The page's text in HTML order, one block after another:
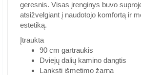
geresnis. Visas įrenginys buvo
atsižvelgiant į naudotojo komfortą ir
estetiką.
Įtraukta
90 cm gartraukis
Dviejų dalių kamino dangtis
Lanksti išmetimo žarna